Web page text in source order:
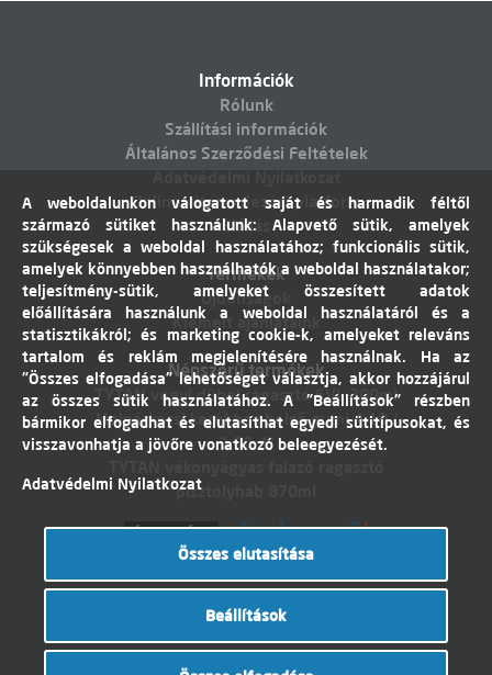
Információk
Rólunk
Szállítási információk
Általános Szerződési Feltételek
Online vitarendezési platform
Elállás
Termékek
Újdonságok
Kiemelt ajánlataink
Népszerű termékek
TYTAN vegyi dübel ragasztó EVI. 300ml
Molnárkocsi kerékhez belső gumi 4,10 /
3,50-4"
pisztolyhab 870ml
A weboldalunkon válogatott saját és harmadik féltől
származó sütiket használunk: Alapvető sütik, amelyek
szükségesek a weboldal használatához; funkcionális sütik,
amelyek könnyebben használhatók a weboldal használatakor;
teljesítmény-sütik, amelyeket összesített adatok
előállítására használunk a weboldal használatáról és a
statisztikákról; és marketing cookie-k, amelyeket releváns
tartalom és reklám megjelenítésére használnak. Ha az
"Összes elfogadása" lehetőséget választja, akkor hozzájárul
az összes sütik használatához. A "Beállítások" részben
bármikor elfogadhat és elutasíthat egyedi sütitípusokat, és
visszavonhatja a jövőre vonatkozó beleegyezését.
Adatvédelmi Nyilatkozat
Összes elutasítása
Beállítások